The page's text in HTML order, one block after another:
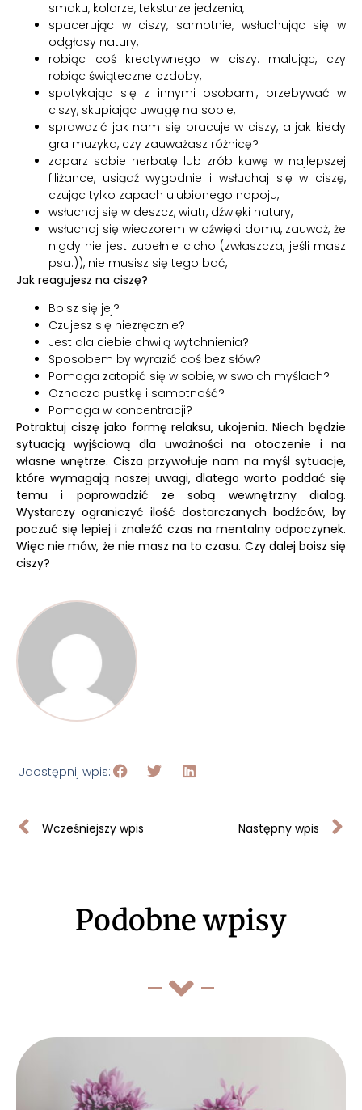
smaku, kolorze, teksturze jedzenia,
spacerując w ciszy, samotnie, wsłuchując się w
odgłosy natury,
robiąc coś kreatywnego w ciszy: malując, czy
robiąc świąteczne ozdoby,
spotykając się z innymi osobami, przebywać w
ciszy, skupiając uwagę na sobie,
sprawdzić jak nam się pracuje w ciszy, a jak kiedy
gra muzyka, czy zauważasz różnicę?
zaparz sobie herbatę lub zrób kawę w najlepszej
filiżance, usiądź wygodnie i wsłuchaj się w ciszę,
czując tylko zapach ulubionego napoju,
wsłuchaj się w deszcz, wiatr, dźwięki natury,
wsłuchaj się wieczorem w dźwięki domu, zauważ, że
nigdy nie jest zupełnie cicho (zwłaszcza, jeśli masz
psa:)), nie musisz się tego bać,
Jak reagujesz na ciszę?
Boisz się jej?
Czujesz się niezręcznie?
Jest dla ciebie chwilą wytchnienia?
Sposobem by wyrazić coś bez słów?
Pomaga zatopić się w sobie, w swoich myślach?
Oznacza pustkę i samotność?
Pomaga w koncentracji?
Potraktuj ciszę jako formę relaksu, ukojenia. Niech będzie
sytuacją wyjściową dla uważności na otoczenie i na
własne wnętrze. Cisza przywołuje nam na myśl sytuacje,
które wymagają naszej uwagi, dlatego warto poddać się
temu i poprowadzić ze sobą wewnętrzny dialog.
Wystarczy ograniczyć ilość dostarczanych bodźców, by
poczuć się lepiej i znaleźć czas na mentalny odpoczynek.
Więc nie mów, że nie masz na to czasu. Czy dalej boisz się
ciszy?
Udostępnij wpis:
Wcześniejszy wpis Następny wpis
Podobne wpisy